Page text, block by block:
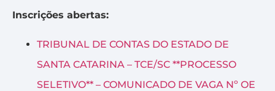
Inscrições abertas:
TRIBUNAL DE CONTAS DO ESTADO DE
SANTA CATARINA – TCE/SC **PROCESSO
SELETIVO** – COMUNICADO DE VAGA Nº OE